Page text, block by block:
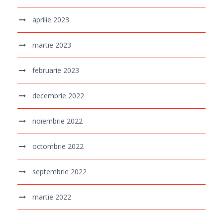
aprilie 2023
martie 2023
februarie 2023
decembrie 2022
noiembrie 2022
octombrie 2022
septembrie 2022
martie 2022